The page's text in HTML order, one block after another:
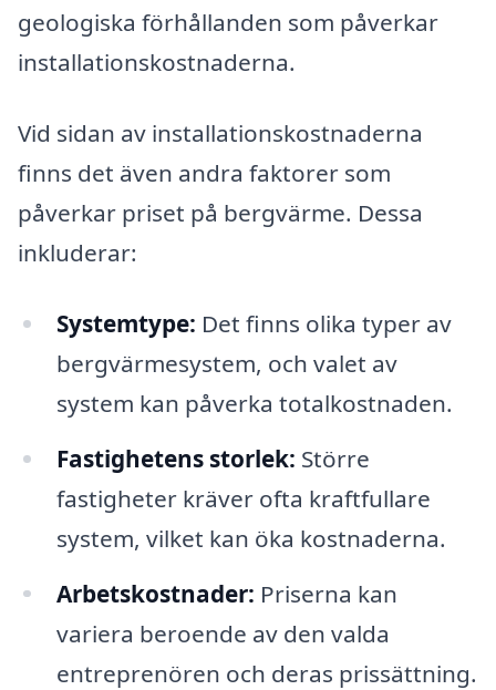
geologiska förhållanden som påverkar
installationskostnaderna.
Vid sidan av installationskostnaderna
finns det även andra faktorer som
påverkar priset på bergvärme. Dessa
inkluderar:
Systemtype: Det finns olika typer av
bergvärmesystem, och valet av
system kan påverka totalkostnaden.
Fastighetens storlek: Större
fastigheter kräver ofta kraftfullare
system, vilket kan öka kostnaderna.
Arbetskostnader: Priserna kan
variera beroende av den valda
entreprenören och deras prissättning.